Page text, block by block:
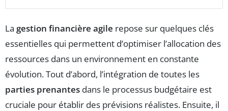
La gestion financière agile repose sur quelques clés
essentielles qui permettent d’optimiser l’allocation des
ressources dans un environnement en constante
évolution. Tout d’abord, l’intégration de toutes les
parties prenantes dans le processus budgétaire est
cruciale pour établir des prévisions réalistes. Ensuite, il